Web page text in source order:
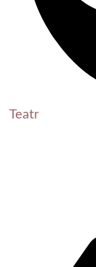
Teatr